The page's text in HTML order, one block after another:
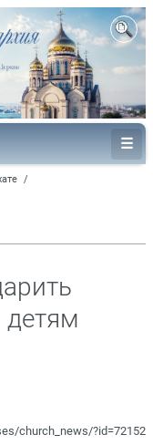
/
church_news/?id=72152